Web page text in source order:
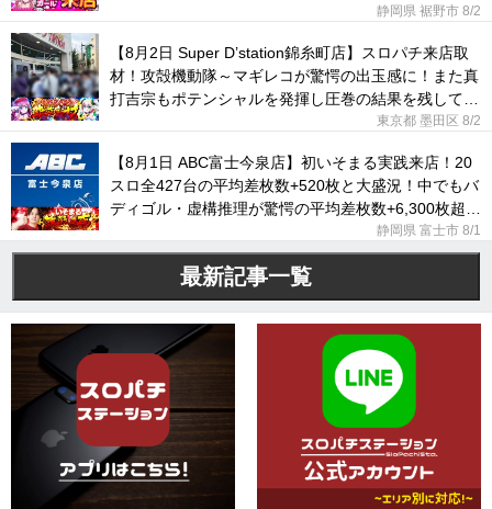
静岡県 裾野市 8/2
【8月2日 Super D’station錦糸町店】スロパチ来店取
材！攻殻機動隊～マギレコが驚愕の出玉感に！また真
打吉宗もポテンシャルを発揮し圧巻の結果を残してい
東京都 墨田区 8/2
【8月1日 ABC富士今泉店】初いそまる実践来店！20
スロ全427台の平均差枚数+520枚と大盛況！中でもバ
ディゴル・虚構推理が驚愕の平均差枚数+6,300枚超え
静岡県 富士市 8/1
最新記事一覧